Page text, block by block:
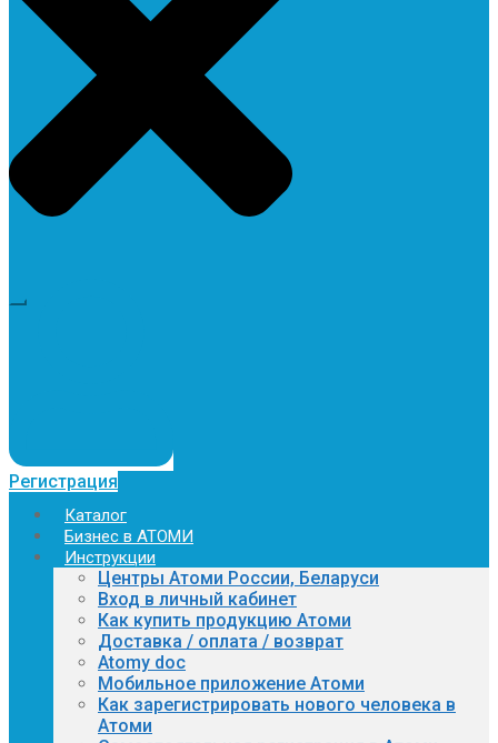
Регистрация
Каталог
Бизнес в АТОМИ
Инструкции
Центры Атоми России, Беларуси
Вход в личный кабинет
Как купить продукцию Атоми
Доставка / оплата / возврат
Atomy doc
Мобильное приложение Атоми
Как зарегистрировать нового человека в
Атоми